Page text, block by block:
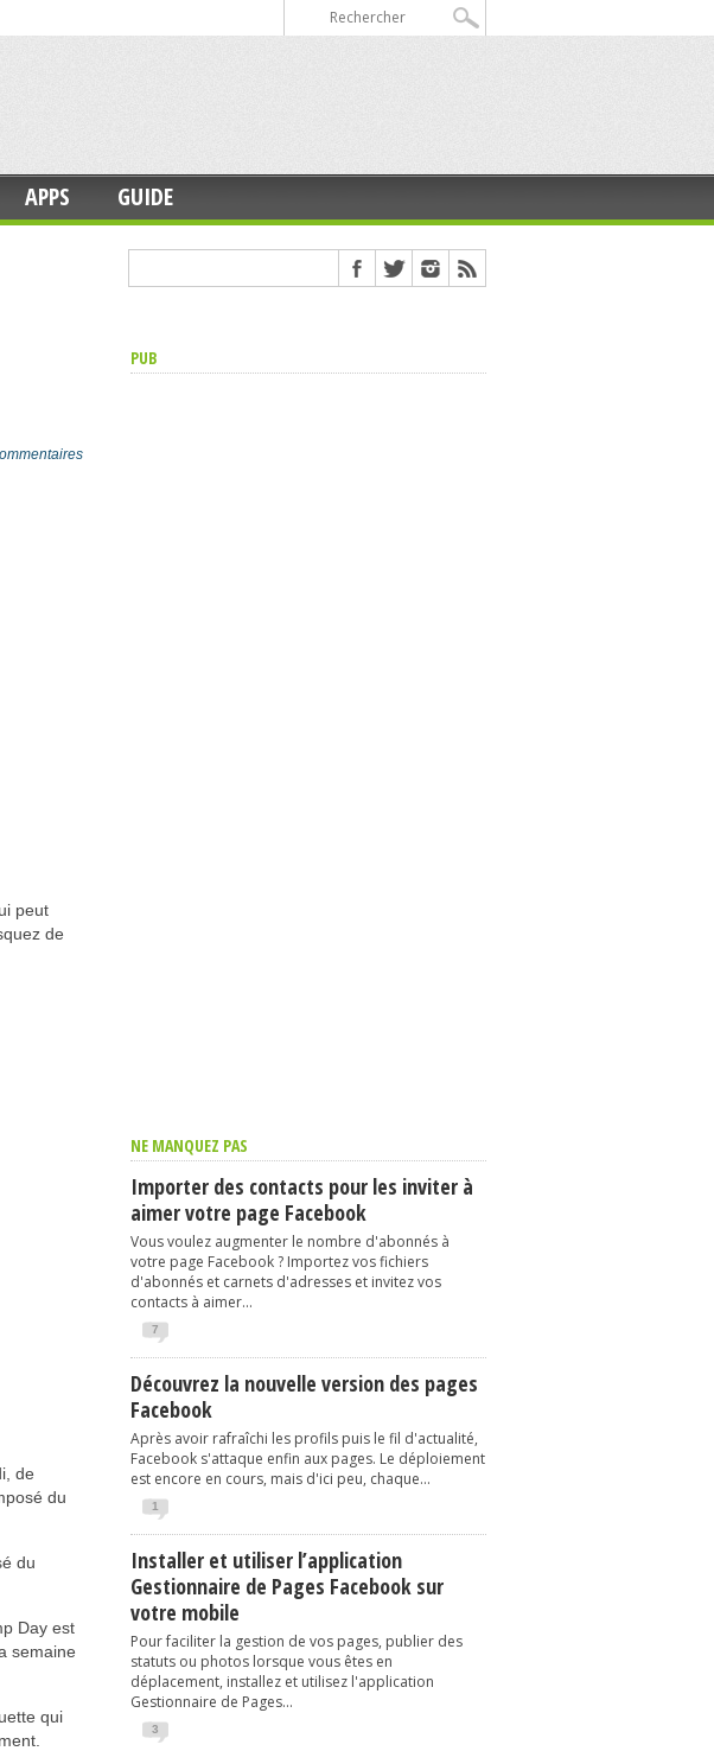
APPS GUIDE
peut
de
de
du
du
Day est
semaine
qui
PUB
NE MANQUEZ PAS
Importer des contacts pour les inviter à
aimer votre page Facebook
Vous voulez augmenter le nombre d'abonnés à
votre page Facebook ? Importez vos fichiers
d'abonnés et carnets d'adresses et invitez vos
contacts à aimer...
7
Découvrez la nouvelle version des pages
Facebook
Après avoir rafraîchi les profils puis le fil d'actualité,
Facebook s'attaque enfin aux pages. Le déploiement
est encore en cours, mais d'ici peu, chaque...
1
Installer et utiliser l’application
Gestionnaire de Pages Facebook sur
votre mobile
Pour faciliter la gestion de vos pages, publier des
statuts ou photos lorsque vous êtes en
déplacement, installez et utilisez l'application
Gestionnaire de Pages...
3